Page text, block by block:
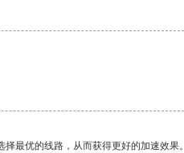
最优的线路，从而获得更好的加速效果。